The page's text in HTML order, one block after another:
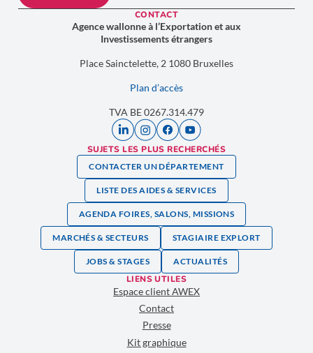
CONTACT
Agence wallonne à l’Exportation et aux
Investissements étrangers
Place Sainctelette, 2 1080 Bruxelles
Plan d’accès
TVA BE 0267.314.479
SUJETS LES PLUS RECHERCHÉS
CONTACTER UN DÉPARTEMENT
LISTE DES AIDES & SERVICES
AGENDA FOIRES, SALONS, MISSIONS
MARCHÉS & SECTEURS STAGIAIRE EXPLORT
JOBS & STAGES ACTUALITÉS
LIENS UTILES
Espace client AWEX
Contact
Presse
Kit graphique